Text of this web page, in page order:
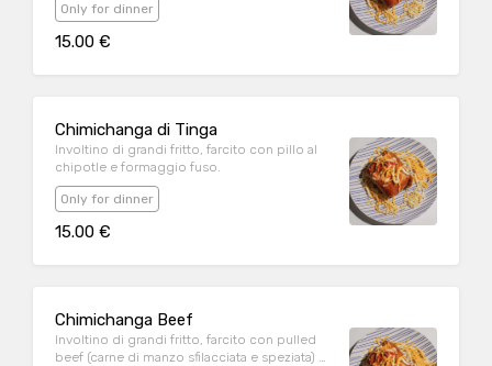
Only for dinner
15.00 €
Chimichanga di Tinga
Involtino di grandi fritto, farcito con pillo al
chipotle e formaggio fuso.
Only for dinner
15.00 €
Chimichanga Beef
Involtino di grandi fritto, farcito con pulled
beef (carne di manzo sfilacciata e speziata) e